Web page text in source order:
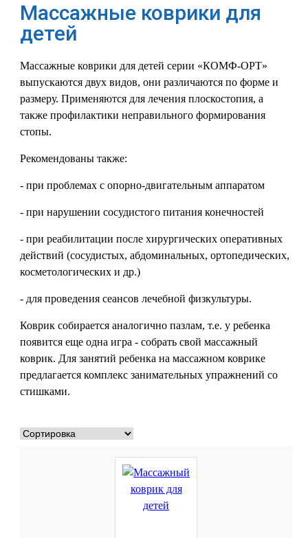
Массажные коврики для
детей
Массажные коврики для детей серии «КОМФ-ОРТ»
выпускаются двух видов, они различаются по форме и
размеру. Применяются для лечения плоскостопия, а
также профилактики неправильного формирования
стопы.
Рекомендованы также:
- при проблемах с опорно-двигательным аппаратом
- при нарушении сосудистого питания конечностей
- при реабилитации после хирургических оперативных
действий (сосудистых, абдоминальных, ортопедических,
косметологических и др.)
- для проведения сеансов лечебной физкультуры.
Коврик собирается аналогично пазлам, т.е. у ребенка
появится еще одна игра - собрать свой массажный
коврик. Для занятий ребенка на массажном коврике
предлагается комплекс занимательных упражнений со
стишками.